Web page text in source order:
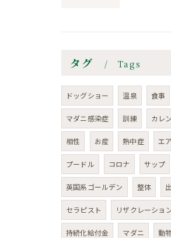
タグ Tags
ドッグショー 温泉 食事
マダニ感染症 訓練 カレ
相性 お産 熱中症 エ
プードル コロナ サップ
英国系ゴールデン 整体
セラピスト リザクレーショ
持続化給付金 マダニ 動